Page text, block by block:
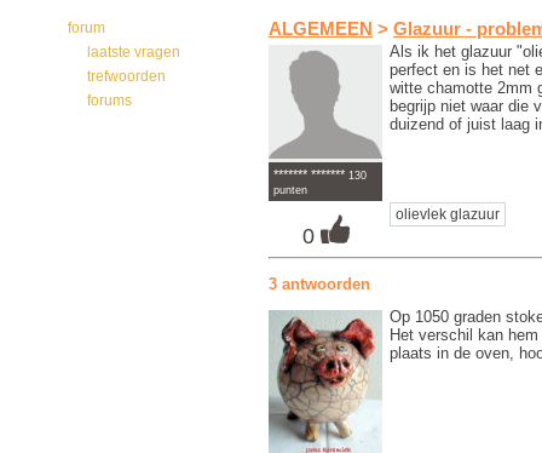
forum
laatste vragen
trefwoorden
forums
ALGEMEEN > Glazuur -
******* ******* 130
punten
0
Als ik het glazuur
perfect en is het net
witte chamotte 2mm
begrijp niet waar die
duizend of juist laag
olievlek glazuur
3 antwoorden
Op 1050 graden
Het verschil kan
plaats in de oven,